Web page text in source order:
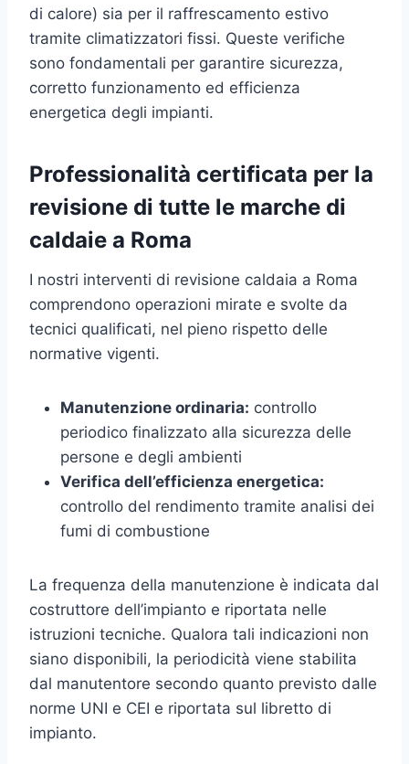
di calore) sia per il raffrescamento estivo
tramite climatizzatori fissi. Queste verifiche
sono fondamentali per garantire sicurezza,
corretto funzionamento ed efficienza
energetica degli impianti.
Professionalità certificata per la
revisione di tutte le marche di
caldaie a Roma
I nostri interventi di revisione caldaia a Roma
comprendono operazioni mirate e svolte da
tecnici qualificati, nel pieno rispetto delle
normative vigenti.
Manutenzione ordinaria: controllo
periodico finalizzato alla sicurezza delle
persone e degli ambienti
Verifica dell’efficienza energetica:
controllo del rendimento tramite analisi dei
fumi di combustione
La frequenza della manutenzione è indicata dal
costruttore dell’impianto e riportata nelle
istruzioni tecniche. Qualora tali indicazioni non
siano disponibili, la periodicità viene stabilita
dal manutentore secondo quanto previsto dalle
norme UNI e CEI e riportata sul libretto di
impianto.